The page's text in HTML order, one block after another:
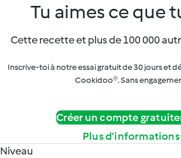
Tu aimes ce que
Cette recette et plus de 100 000
Inscrive-toi à notre essai gratuit de 30 jours et
Cookidoo®. Sans
Créer un compte
Plus d’informations
Niveau